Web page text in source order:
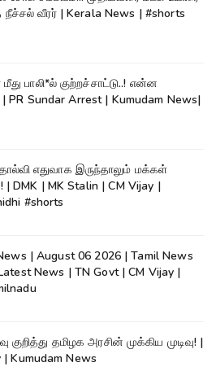
வீரர் | Kerala News | #shorts
மீது பாலி*ல் குற்றச்சாட்டு..! என்ன
| PR Sundar Arrest | Kumudam News|
எதுவாக இருந்தாலும் மக்கள்
DMK | MK Stalin | CM Vijay |
#shorts
| August 06 2026 | Tamil News
News | TN Govt | CM Vijay |
குறித்து தமிழக அரசின் முக்கிய முடிவு! |
| Kumudam News